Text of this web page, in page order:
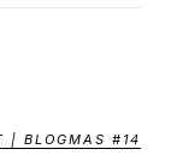
| BLOGMAS #14